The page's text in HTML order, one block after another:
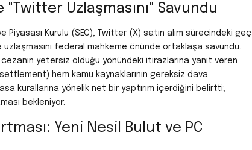
"Twitter Uzlaşmasını" Savundu
Piyasası Kurulu (SEC), Twitter (X) satın alım sürecindeki geç
uzlaşmasını federal mahkeme önünde ortaklaşa savundu.
cezanın yetersiz olduğu yönündeki itirazlarına yanıt veren
hem kamu kaynaklarının gereksiz dava
kurallarına yönelik net bir yaptırım içerdiğini belirtti;
bekleniyor.
Yeni Nesil Bulut ve PC